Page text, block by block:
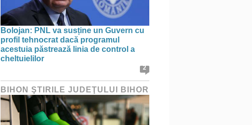
Bolojan: PNL va susține un Guvern cu
profil tehnocrat dacă programul
acestuia păstrează linia de control a
cheltuielilor
2
BIHON ŞTIRILE JUDEŢULUI BIHOR